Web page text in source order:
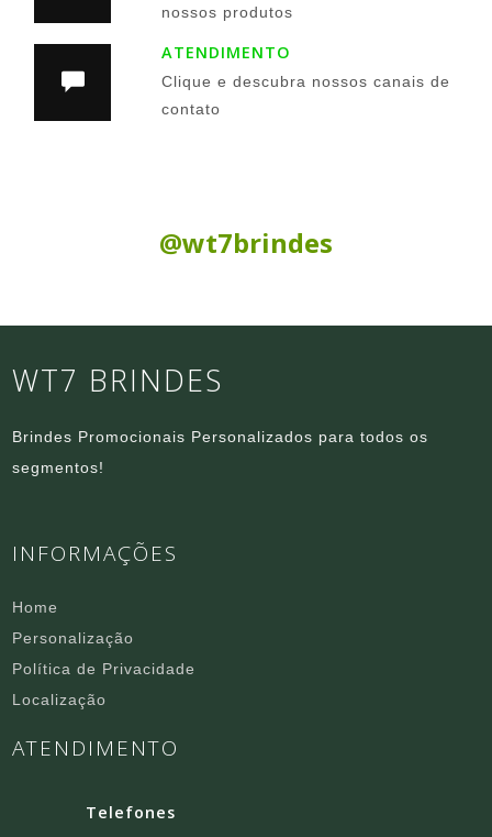
nossos produtos
ATENDIMENTO
Clique e descubra nossos canais de
contato
@wt7brindes
WT7 BRINDES
Brindes Promocionais Personalizados para todos os
segmentos!
INFORMAÇÕES
Home
Personalização
Política de Privacidade
Localização
ATENDIMENTO
Telefones